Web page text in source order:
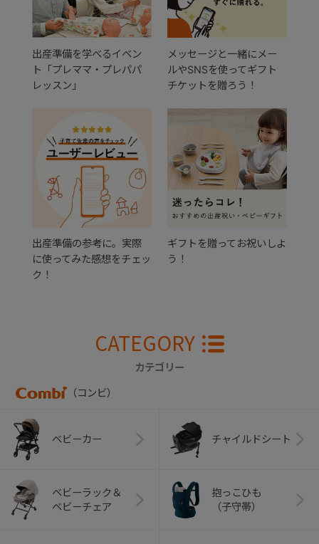
出産準備を学べるイベン
ト「プレママ・プレパパ
レッスン」
メッセージと一緒にメー
ルやSNSを使ってギフト
チケットを贈ろう！
出産準備の参考に。実際
に使ってみた感想をチェッ
ク！
ギフトを贈ってお祝いしよ
う！
CATEGORY
カテゴリー
（コンビ）
ベビーカー チャイルドシート
ベビーラック＆
ベビーチェア
抱っこひも
（子守帯）